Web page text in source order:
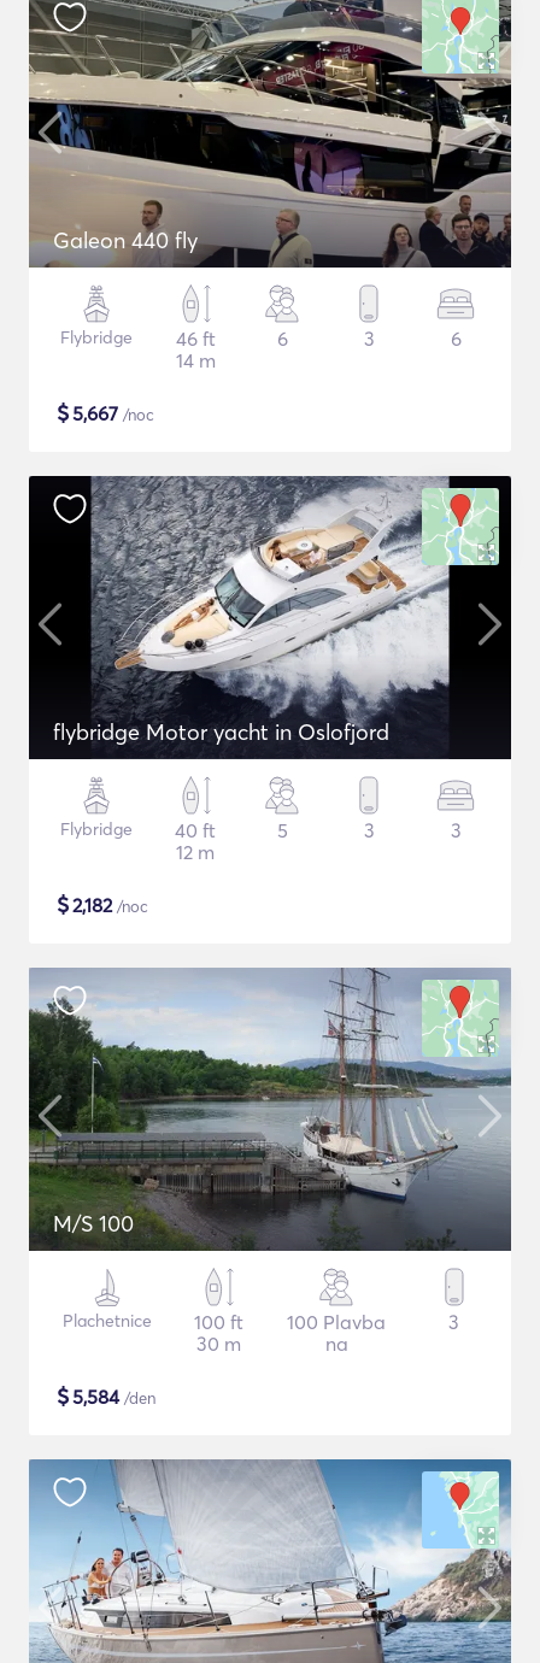
Galeon 440 fly
Flybridge
46 ft
14 m
6 3 6
$5,667 /noc
flybridge Motor yacht in Oslofjord
Flybridge
40 ft
12 m
5 3 3
$2,182/noc
M/S 100
Plachetnice
100 ft
30 m
100 Plavba
na
3
$5,584/den